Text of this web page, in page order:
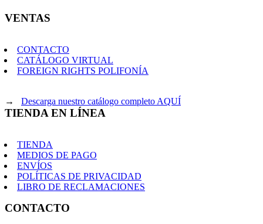
VENTAS
CONTACTO
CATÁLOGO VIRTUAL
FOREIGN RIGHTS POLIFONÍA
→ Descarga nuestro catálogo completo AQUÍ
TIENDA EN LÍNEA
TIENDA
MEDIOS DE PAGO
ENVÍOS
POLÍTICAS DE PRIVACIDAD
LIBRO DE RECLAMACIONES
CONTACTO